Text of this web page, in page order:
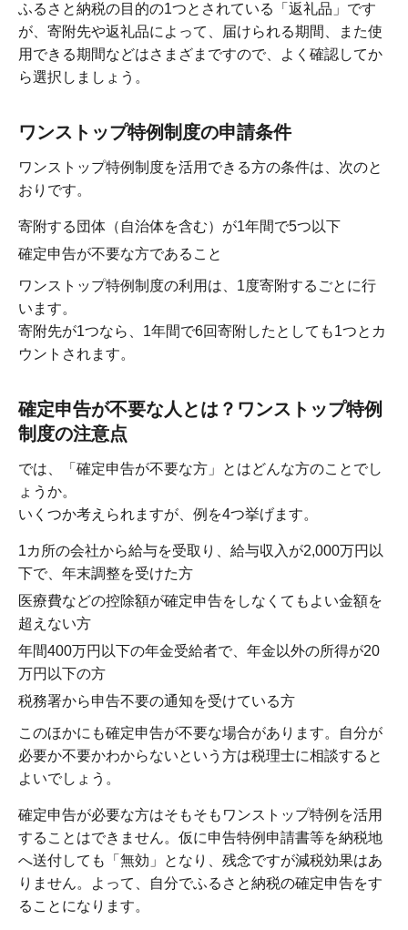
ふるさと納税の目的の1つとされている「返礼品」です
が、寄附先や返礼品によって、届けられる期間、また使
用できる期間などはさまざまですので、よく確認してか
ら選択しましょう。
ワンストップ特例制度の申請条件
ワンストップ特例制度を活用できる方の条件は、次のと
おりです。
寄附する団体（自治体を含む）が1年間で5つ以下
確定申告が不要な方であること
ワンストップ特例制度の利用は、1度寄附するごとに行
います。
寄附先が1つなら、1年間で6回寄附したとしても1つとカ
ウントされます。
確定申告が不要な人とは？ワンストップ特例
制度の注意点
では、「確定申告が不要な方」とはどんな方のことでし
ょうか。
いくつか考えられますが、例を4つ挙げます。
1カ所の会社から給与を受取り、給与収入が2,000万円以
下で、年末調整を受けた方
医療費などの控除額が確定申告をしなくてもよい金額を
超えない方
年間400万円以下の年金受給者で、年金以外の所得が20
万円以下の方
税務署から申告不要の通知を受けている方
このほかにも確定申告が不要な場合があります。自分が
必要か不要かわからないという方は税理士に相談すると
よいでしょう。
確定申告が必要な方はそもそもワンストップ特例を活用
することはできません。仮に申告特例申請書等を納税地
へ送付しても「無効」となり、残念ですが減税効果はあ
りません。よって、自分でふるさと納税の確定申告をす
ることになります。